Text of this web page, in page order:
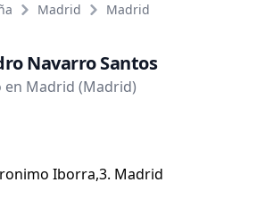
Madrid Madrid
Navarro Santos
en Madrid (Madrid)
Iborra,3. Madrid